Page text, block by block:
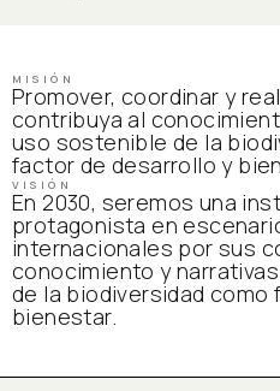
MISIÓN
Promover, coordinar y
contribuya al
uso sostenible de la
factor de desarrollo y
VISIÓN
En 2030, seremos una
protagonista en
internacionales por sus
conocimiento y
de la biodiversidad
bienestar.